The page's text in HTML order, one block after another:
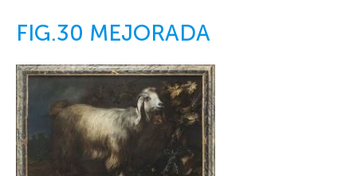
FIG.30 MEJORADA